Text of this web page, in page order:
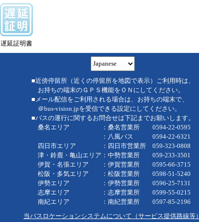
遅延証明書
■近傍停留所（近くの停留所を地図で表示）ご利用時は、
お持ちの端末のＧＰＳ機能をＯＮにしてください。
■メール配信をご利用される場合は、お持ちの端末で、
＠bus-vision.jpを受信できる設定にしてください。
■バスの運行に関するお問合せは下記までお願いします。
桑名エリア ：桑名営業所 0594-22-0595
：八風バス 0594-22-6321
四日市エリア ：四日市営業所 059-323-0808
津・鈴鹿・亀山エリア：中勢営業所 059-233-3501
伊賀・名張エリア ：伊賀営業所 0595-66-3715
松阪・多気エリア ：松阪営業所 0598-51-5240
伊勢エリア ：伊勢営業所 0596-25-7131
志摩エリア ：志摩営業所 0599-55-0215
南紀エリア ：南紀営業所 0597-85-2196
当バスロケーションシステムについて（サービス提供路線等）